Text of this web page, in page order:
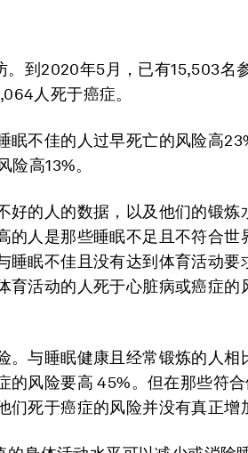
。到2020年5月，已有15,503名
人死于癌症。
眠不佳的人过早死亡的风险高
高13%。
好的人的数据，以及他们的锻炼
的人是那些睡眠不足且不符合世
睡眠不佳且没有达到体育活动要
育活动的人死于心脏病或癌症的
。与睡眠健康且经常锻炼的人相
的风险要高 45%。但在那些符
死于癌症的风险并没有真正增